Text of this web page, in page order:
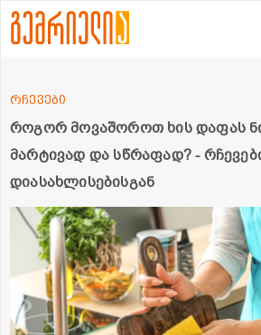
როგორ მოვაშოროთ ხის დაფას
მარტივად და სწრაფად? -
დიასახლისებისგან
რჩევები